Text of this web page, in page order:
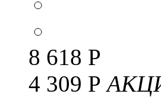
8 618 Р
4 309 Р